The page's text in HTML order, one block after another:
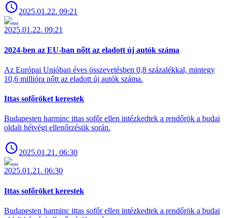
2025.01.22. 09:21
2025.01.22. 09:21
2024-ben az EU-ban nőtt az eladott új autók száma
Az Európai Unióban éves összevetésben 0,8 százalékkal, mintegy
10,6 millióra nőtt az eladott új autók száma.
Ittas sofőröket kerestek
Budapesten harminc ittas sofőr ellen intézkedtek a rendőrök a budai
oldali hétvégi ellenőrzésük során.
2025.01.21. 06:30
2025.01.21. 06:30
Ittas sofőröket kerestek
Budapesten harminc ittas sofőr ellen intézkedtek a rendőrök a budai